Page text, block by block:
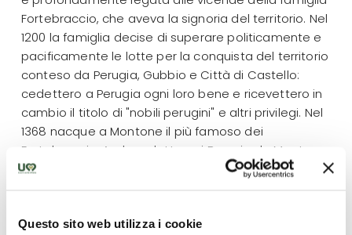
Questo sito web utilizza i cookie
Fortebraccio, che aveva la signoria del territorio. Nel
1200 la famiglia decise di superare politicamente e
pacificamente le lotte per la conquista del territorio
conteso da Perugia, Gubbio e Città di Castello:
cedettero a Perugia ogni loro bene e ricevettero in
cambio il titolo di "nobili perugini" e altri privilegi. Nel
1368 nacque a Montone il più famoso dei
Fortebraccio: Andrea detto poi Braccio da Montone,
che divenne uno dei più celebri capitani di ventura.
Comune autonomo solo alla nascita del Regno